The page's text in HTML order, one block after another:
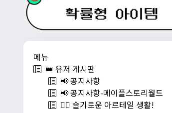
메뉴
👑 유저 게시판
📢 공지사항
📢 공지사항-메이플스토리월드
💁‍♂ 슬기로운 아르테일 생활!